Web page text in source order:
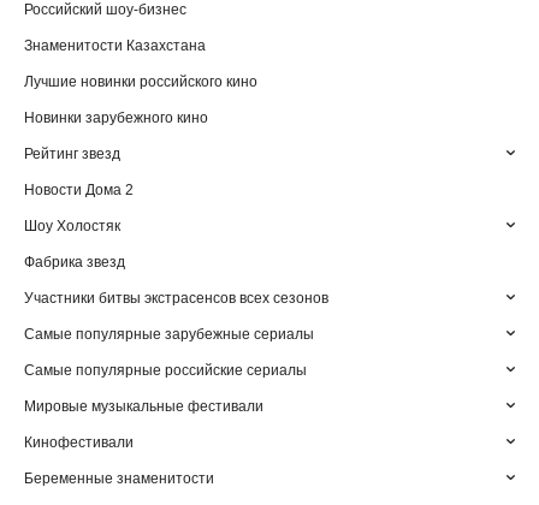
Российский шоу-бизнес
Знаменитости Казахстана
Лучшие новинки российского кино
Новинки зарубежного кино
Рейтинг звезд
Новости Дома 2
Шоу Холостяк
Фабрика звезд
Участники битвы экстрасенсов всех сезонов
Самые популярные зарубежные сериалы
Самые популярные российские сериалы
Мировые музыкальные фестивали
Кинофестивали
Беременные знаменитости